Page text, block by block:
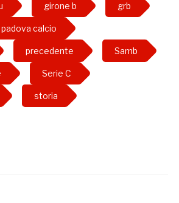
girone b grb
padova calcio
precedente Samb
Serie C
storia